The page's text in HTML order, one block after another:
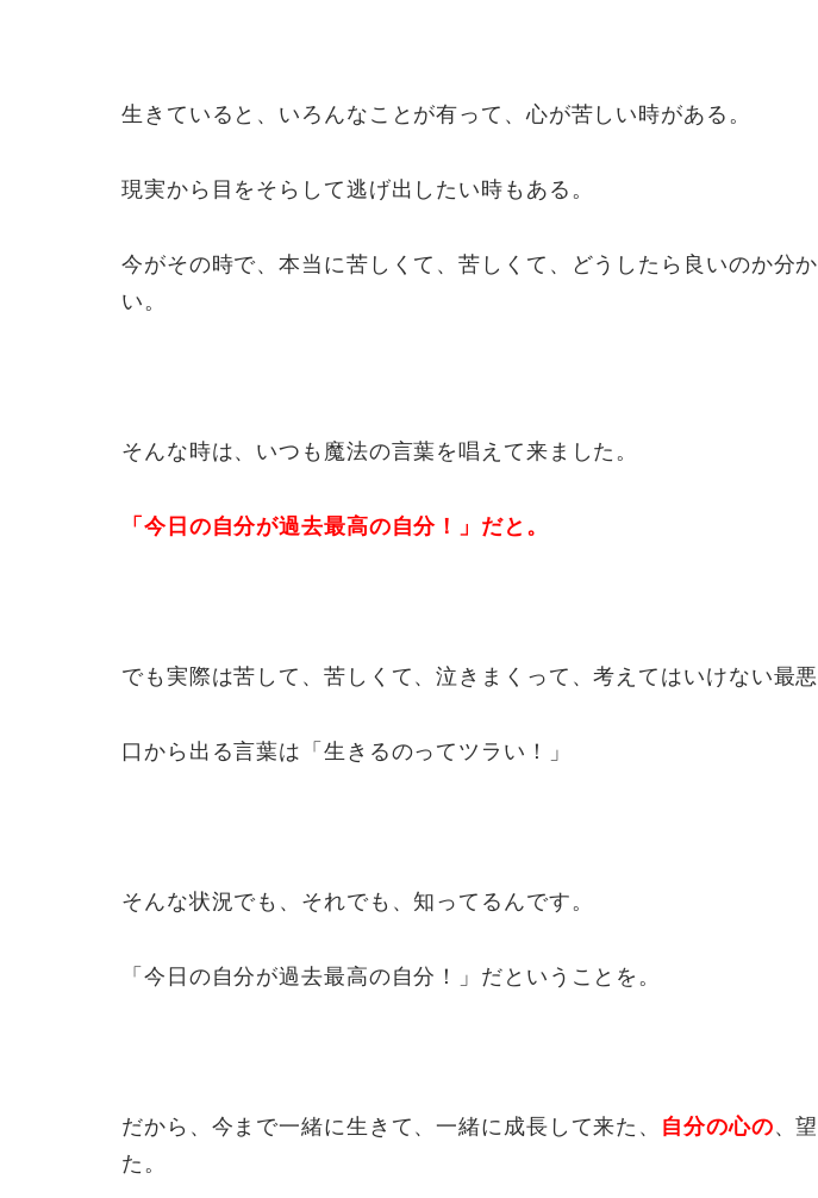
生きていると、いろんなことが有って、心が苦しい時がある。
現実から目をそらして逃げ出したい時もある。
今がその時で、本当に苦しくて、苦しくて、どうしたら良いのか分
い。
そんな時は、いつも魔法の言葉を唱えて来ました。
「今日の自分が過去最高の自分！」だと。
でも実際は苦して、苦しくて、泣きまくって、考えてはいけない最悪
口から出る言葉は「生きるのってツラい！」
そんな状況でも、それでも、知ってるんです。
「今日の自分が過去最高の自分！」だということを。
だから、今まで一緒に生きて、一緒に成長して来た、 自分の心の、
た。